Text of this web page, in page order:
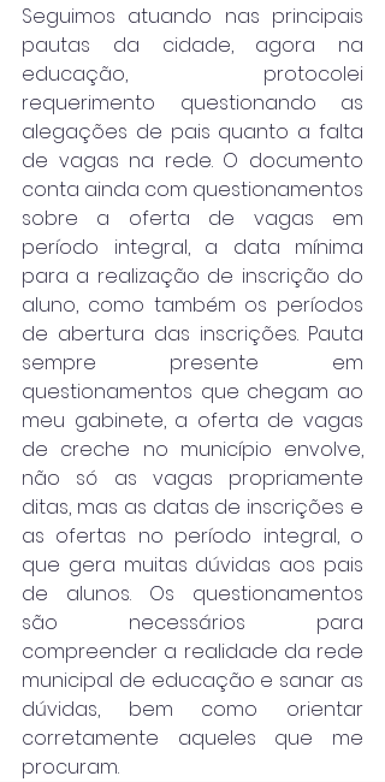
Seguimos atuando nas principais
pautas da cidade, agora na
educação, protocolei
requerimento questionando as
alegações de pais quanto a falta
de vagas na rede. O documento
conta ainda com questionamentos
sobre a oferta de vagas em
período integral, a data mínima
para a realização de inscrição do
aluno, como também os períodos
de abertura das inscrições. Pauta
sempre presente em
questionamentos que chegam ao
meu gabinete, a oferta de vagas
de creche no município envolve,
não só as vagas propriamente
ditas, mas as datas de inscrições e
as ofertas no período integral, o
que gera muitas dúvidas aos pais
de alunos. Os questionamentos
são necessários para
compreender a realidade da rede
municipal de educação e sanar as
dúvidas, bem como orientar
corretamente aqueles que me
procuram.